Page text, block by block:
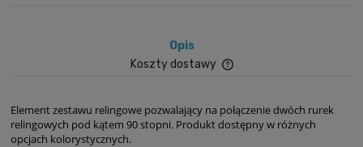
Opis
Koszty dostawy
Element zestawu relingowe pozwalający na połączenie dwóch rurek
relingowych pod kątem 90 stopni. Produkt dostępny w różnych
opcjach kolorystycznych.